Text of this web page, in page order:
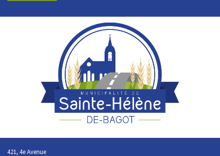
421, 4e Avenue